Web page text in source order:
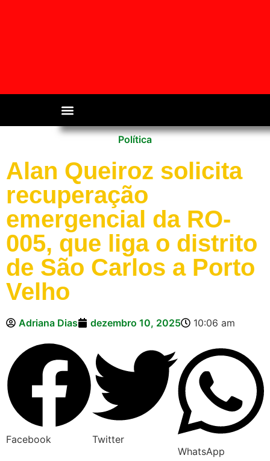
Política
Alan Queiroz solicita
recuperação
emergencial da RO-
005, que liga o distrito
de São Carlos a Porto
Velho
Adriana Dias dezembro 10, 2025 10:06 am
Facebook
Twitter
WhatsApp